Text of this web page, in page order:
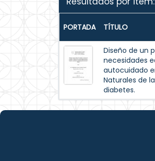
PORTADA TÍTULO
Diseño de un
necesidades
autocuidado
Naturales de
diabetes.